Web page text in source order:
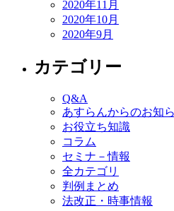
2020年11月
2020年10月
2020年9月
カテゴリー
Q&A
あすらんからのお知
お役立ち知識
コラム
セミナ－情報
全カテゴリ
判例まとめ
法改正・時事情報